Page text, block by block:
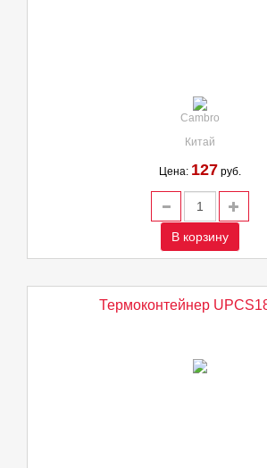
Cambro
Китай
Цена: 127 руб.
В корзину
Термоконтейнер